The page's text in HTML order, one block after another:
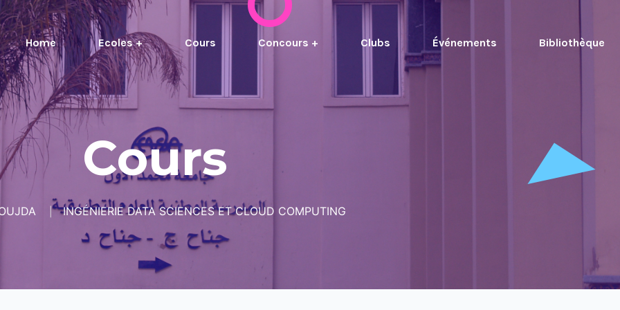
Home Ecoles + Cours Concours + Clubs Événements Bibliothèque
Cours
INGÉNIERIE DATA SCIENCES ET CLOUD COMPUTING